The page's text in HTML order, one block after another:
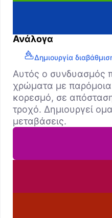
Ανάλογα
Δημιουργία
Αυτός ο συνδυασμός
χρώματα με παρόμοια
κορεσμό, σε
τροχό. Δημιουργεί
μεταβάσεις.